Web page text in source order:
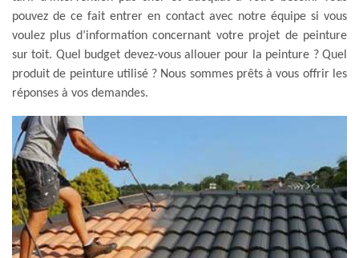
pouvez de ce fait entrer en contact avec notre équipe si vous
voulez plus d’information concernant votre projet de peinture
sur toit. Quel budget devez-vous allouer pour la peinture ? Quel
produit de peinture utilisé ? Nous sommes prêts à vous offrir les
réponses à vos demandes.